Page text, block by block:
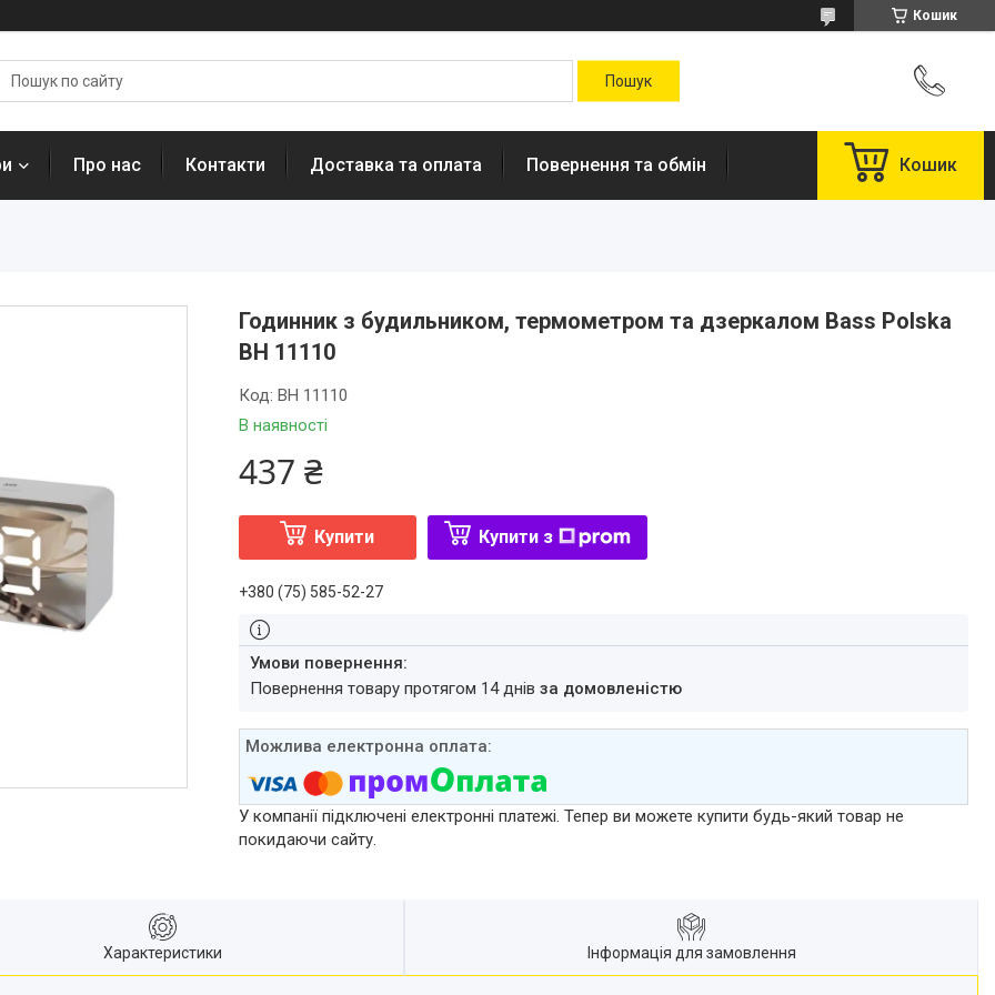
Кошик
Про нас Контакти Доставка та оплата Повернення та обмін Кошик
Годинник з будильником, термометром та дзеркалом Bass Polska
BH 11110
В наявності
Код: BH 11110
437 ₴
Купити Купити з
+380 (75) 585-52-27
повернення товару протягом 14 днів за домовленістю
У компанії підключені електронні платежі. Тепер ви можете купити будь-який товар не
покидаючи сайту.
Характеристики Інформація для замовлення